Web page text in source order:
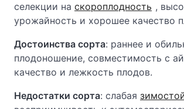
селекции на скороплодность ,
урожайность и хорошее качество
Достоинства сорта: раннее и
плодоношение, совместимость с
качество и лежкость плодов.
Недостатки сорта: слабая